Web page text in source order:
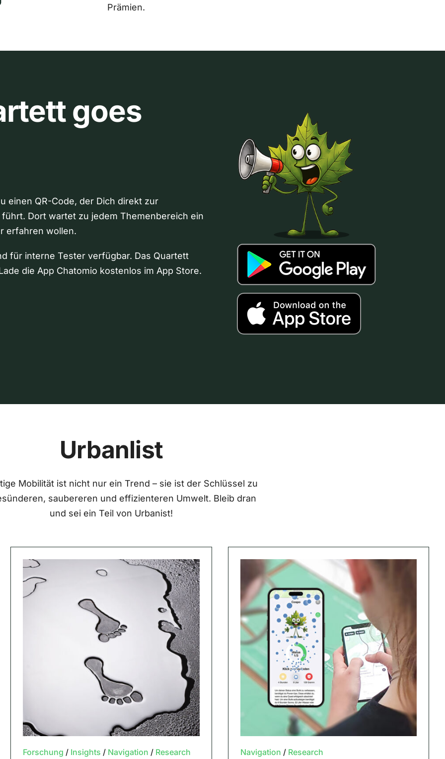
Prämien.
goes
einen QR-Code, der Dich direkt zur
Dort wartet zu jedem Themenbereich ein
erfahren wollen.
für interne Tester verfügbar. Das Quartett
die App Chatomio kostenlos im App Store.
Urbanlist
Mobilität ist nicht nur ein Trend – sie ist der Schlüssel zu
saubereren und effizienteren Umwelt. Bleib dran
und sei ein Teil von Urbanist!
Forschung / Insights / Navigation / Research Navigation / Research